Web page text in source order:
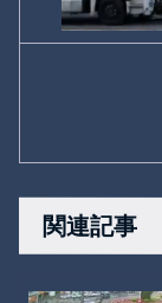
関連記事